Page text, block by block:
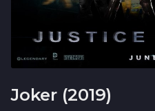
Joker (2019)